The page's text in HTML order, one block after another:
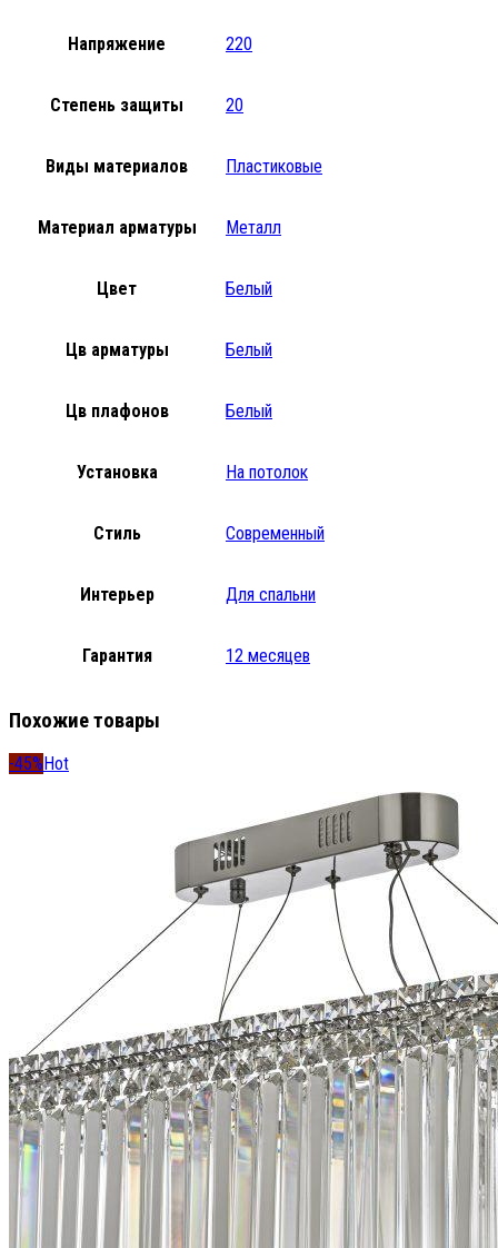
Напряжение 220
Степень защиты 20
Виды материалов Пластиковые
Материал арматуры Металл
Цвет Белый
Цв арматуры Белый
Цв плафонов Белый
Установка На потолок
Стиль Современный
Интерьер Для спальни
Гарантия 12 месяцев
Похожие товары
-45% Hot